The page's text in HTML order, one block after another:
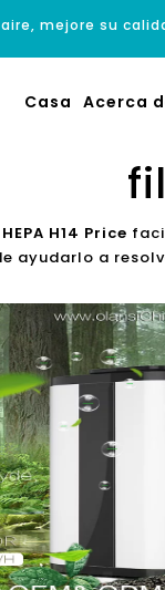
mejore su
Casa Acerca
H14 Price
ayudarlo a